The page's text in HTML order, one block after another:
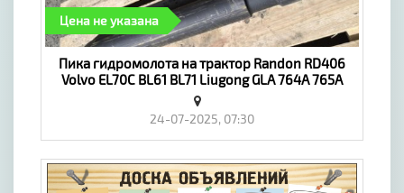
Цена не указана
​Пика гидромолота на трактор Randon RD406
Volvo EL70C BL61 BL71 Liugong GLA 764A 765A
775A 776A 777A - «Транспорт»
24-07-2025, 07:30